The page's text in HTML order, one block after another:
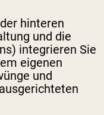
hinteren
und die
integrieren Sie
eigenen
und